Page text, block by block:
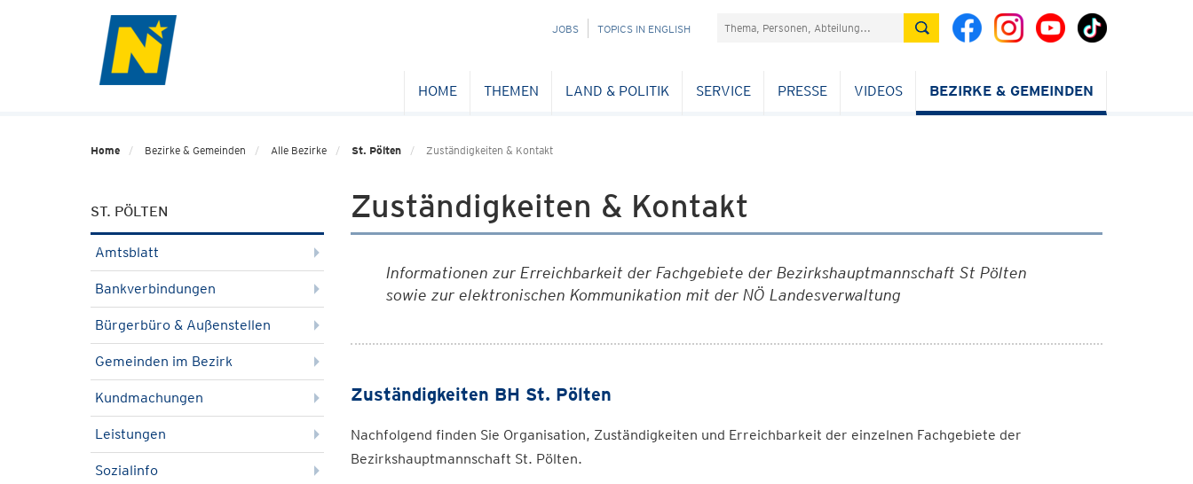
NAVIGATION
JOBS TOPICS IN ENGLISH Suchefeld
HOME THEMEN LAND & POLITIK SERVICE PRESSE VIDEOS BEZIRKE & GEMEINDEN
Home Bezirke & Gemeinden Alle Bezirke St. Pölten Zuständigkeiten & Kontakt
ST. PÖLTEN
Amtsblatt
Bankverbindungen
Bürgerbüro & Außenstellen
Gemeinden im Bezirk
Kundmachungen
Leistungen
Sozialinfo
Zuständigkeiten & Kontakt
Informationen zur Erreichbarkeit der Fachgebiete der Bezirkshauptmannschaft St Pölten
sowie zur elektronischen Kommunikation mit der NÖ Landesverwaltung
Zuständigkeiten BH St. Pölten
Nachfolgend finden Sie Organisation, Zuständigkeiten und Erreichbarkeit der einzelnen Fachgebiete der
Bezirkshauptmannschaft St. Pölten.